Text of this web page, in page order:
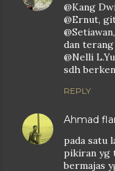
@Kang
@Ernut,
dan
@Nelli
sdh
REPLY
Ahmad
pada satu
pikiran yg
bermajas